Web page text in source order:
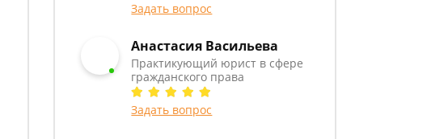
Задать вопрос
Анастасия Васильева
Практикующий юрист в сфере
гражданского права
Задать вопрос